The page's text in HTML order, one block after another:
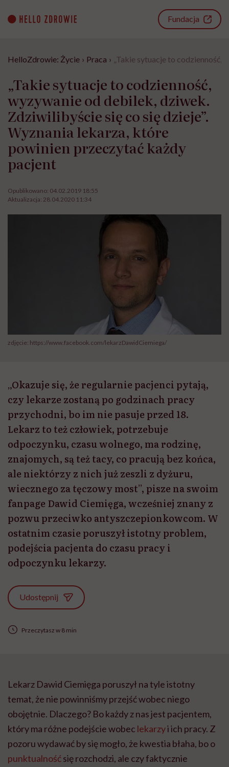
content
Fundacja
HelloZdrowie: Życie › Praca › „Takie sytuacje to
„Takie sytuacje to codzienność,
wyzywanie od debilek, dziwek.
Zdziwilibyście się co się dzieje”.
Wyznania lekarza, które
powinien przeczytać każdy
pacjent
Opublikowano: 04.02.2019 18:55
Aktualizacja: 28.04.2020 11:34
zdjęcie: https://www.facebook.com/lekarzDawidCiemiega/
„Okazuje się, że regularnie pacjenci pytają,
czy lekarze zostaną po godzinach pracy
przychodni, bo im nie pasuje przed 18.
Lekarz to też człowiek, potrzebuje
odpoczynku, czasu wolnego, ma rodzinę,
znajomych, są też tacy, co pracują bez końca,
ale niektórzy z nich już zeszli z dyżuru,
wiecznego za tęczowy most”, pisze na swoim
fanpage Dawid Ciemięga, wcześniej znany z
pozwu przeciwko antyszczepionkowcom. W
ostatnim czasie poruszył istotny problem,
podejścia pacjenta do czasu pracy i
odpoczynku lekarzy.
Udostępnij
Przeczytasz w 8 min
Lekarz Dawid Ciemięga poruszył na tyle istotny
temat, że nie powinniśmy przejść wobec niego
obojętnie. Dlaczego? Bo każdy z nas jest pacjentem,
który ma różne podejście wobec lekarzyi ich pracy. Z
pozoru wydawać by się mogło, że kwestia błaha, bo o
punktualnośćsię rozchodzi, ale czy faktycznie